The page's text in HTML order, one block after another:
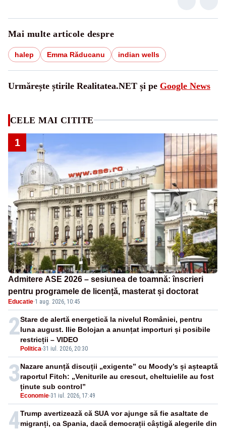
Mai multe articole despre
halep Emma Răducanu indian wells
Urmărește știrile Realitatea.NET și pe Google News
CELE MAI CITITE
1
Admitere ASE 2026 – sesiunea de toamnă: înscrieri
pentru programele de licență, masterat și doctorat
Educatie·1 aug. 2026, 10:45
2
Politica-31 iul. 2026, 20:30
Stare de alertă energetică la nivelul României, pentru
luna august. Ilie Bolojan a anunțat importuri și posibile
restricții – VIDEO
3
Economie-31 iul. 2026, 17:49
Nazare anunță discuții „exigente” cu Moody’s și așteaptă
raportul Fitch: „Veniturile au crescut, cheltuielile au fost
ținute sub control”
4Trump avertizează că SUA vor ajunge să fie asaltate de
migranți, ca Spania, dacă democrații câștigă alegerile din